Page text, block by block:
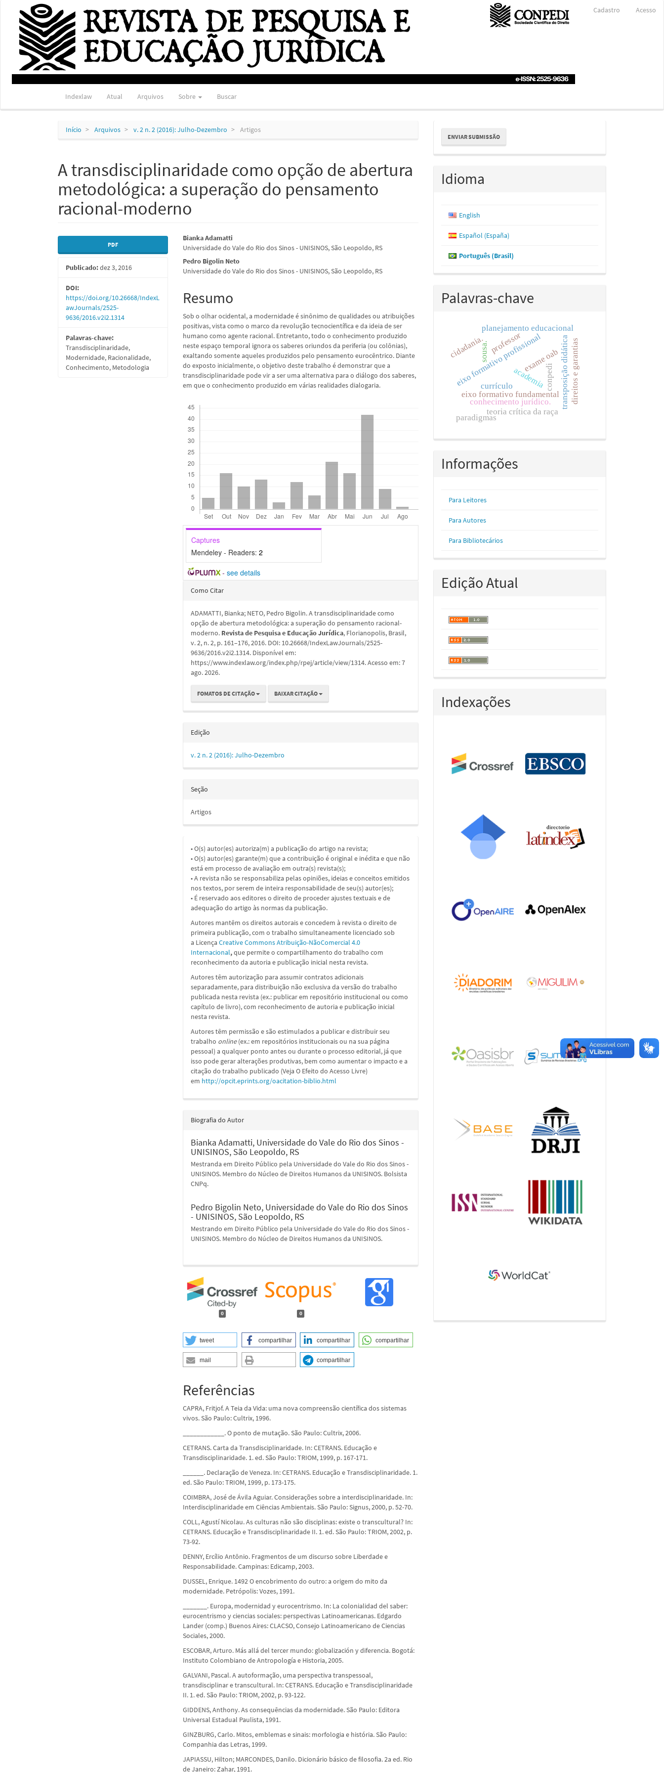
Navegação
Principal
Conteúdo
principal
Barra
Lateral
Cadastro Acesso
Indexlaw Atual Arquivos Sobre Buscar
Início Arquivos v. 2 n. 2 (2016): Julho-Dezembro Artigos
A transdisciplinaridade como opção de abertura
metodológica: a superação do pensamento
racional-moderno
Barra
lateral
de
artigos
PDF
Publicado:dez 3, 2016
DOI:
https://doi.org/10.26668/IndexL
awJournals/2525-
9636/2016.v2i2.1314
Palavras-chave:
Transdisciplinaridade,
Modernidade, Racionalidade,
Conhecimento, Metodologia
Conteúdo
do
artigo
principal
Bianka Adamatti
Universidade do Vale do Rio dos Sinos - UNISINOS, São Leopoldo, RS
Pedro Bigolin Neto
Universidade do Vale do Rio dos Sinos - UNISINOS, São Leopoldo, RS
Resumo
Sob o olhar ocidental, a modernidade é sinônimo de qualidades ou atribuições
positivas, vista como o marco da revolução tecnocientífica e da ideia de ser
humano como agente racional. Entretanto, todo o conhecimento produzido
neste espaço temporal ignora os saberes oriundos da periferia (ou colônias),
exaltando somente aqueles produzidos pelo pensamento eurocêntrico. Diante
do exposto inicialmente, o objetivo deste trabalho é demonstrar que a
transdisciplinaridade pode vir a ser uma alternativa para o diálogo dos saberes,
em que o conhecimento produzido em várias realidades dialogaria.
Captures
Mendeley - Readers:2
- see details
Detalhes
artigo
Como Citar
ADAMATTI, Bianka; NETO, Pedro Bigolin. A transdisciplinaridade como
opção de abertura metodológica: a superação do pensamento racional-
moderno. Revista de Pesquisa e Educação Jurídica, Florianopolis, Brasil,
v. 2, n. 2, p. 161–176, 2016. DOI: 10.26668/IndexLawJournals/2525-
9636/2016.v2i2.1314. Disponível em:
https://www.indexlaw.org/index.php/rpej/article/view/1314. Acesso em: 7
ago. 2026.
FOMATOS DE CITAÇÃO BAIXAR CITAÇÃO
Edição
v. 2 n. 2 (2016): Julho-Dezembro
Seção
Artigos
• O(s) autor(es) autoriza(m) a publicação do artigo na revista;
• O(s) autor(es) garante(m) que a contribuição é original e inédita e que não
está em processo de avaliação em outra(s) revista(s);
• A revista não se responsabiliza pelas opiniões, ideias e conceitos emitidos
nos textos, por serem de inteira responsabilidade de seu(s) autor(es);
• É reservado aos editores o direito de proceder ajustes textuais e de
adequação do artigo às normas da publicação.
Autores mantêm os direitos autorais e concedem à revista o direito de
primeira publicação, com o trabalho simultaneamente licenciado sob
a LicençaCreative Commons Atribuição-NãoComercial 4.0
Internacional,que permite o compartilhamento do trabalho com
reconhecimento da autoria e publicação inicial nesta revista.
Autores têm autorização para assumir contratos adicionais
separadamente, para distribuição não exclusiva da versão do trabalho
publicada nesta revista (ex.: publicar em repositório institucional ou como
capítulo de livro), com reconhecimento de autoria e publicação inicial
nesta revista.
Autores têm permissão e são estimulados a publicar e distribuir seu
trabalho online(ex.: em repositórios institucionais ou na sua página
pessoal) a qualquer ponto antes ou durante o processo editorial, já que
isso pode gerar alterações produtivas, bem como aumentar o impacto e a
citação do trabalho publicado (Veja O Efeito do Acesso Livre)
em http://opcit.eprints.org/oacitation-biblio.html
Biografia do Autor
Bianka Adamatti, Universidade do Vale do Rio dos Sinos -
UNISINOS, São Leopoldo, RS
Mestranda em Direito Público pela Universidade do Vale do Rio dos Sinos -
UNISINOS. Membro do Núcleo de Direitos Humanos da UNISINOS. Bolsista
CNPq.
Pedro Bigolin Neto, Universidade do Vale do Rio dos Sinos
- UNISINOS, São Leopoldo, RS
Mestrando em Direito Público pela Universidade do Vale do Rio dos Sinos -
UNISINOS. Membro do Núcleo de Direitos Humanos da UNISINOS.
0 0
tweet compartilhar compartilhar compartilhar
mail compartilhar
Referências
CAPRA, Fritjof. A Teia da Vida: uma nova compreensão científica dos sistemas
vivos. São Paulo: Cultrix, 1996.
____________. O ponto de mutação. São Paulo: Cultrix, 2006.
CETRANS. Carta da Transdisciplinaridade. In: CETRANS. Educação e
Transdisciplinaridade. 1. ed. São Paulo: TRIOM, 1999, p. 167-171.
______. Declaração de Veneza. In: CETRANS. Educação e Transdisciplinaridade. 1.
ed. São Paulo: TRIOM, 1999, p. 173-175.
COIMBRA, José de Ávila Aguiar. Considerações sobre a interdisciplinaridade. In:
Interdisciplinaridade em Ciências Ambientais. São Paulo: Signus, 2000, p. 52-70.
COLL, Agustí Nicolau. As culturas não são disciplinas: existe o transcultural? In:
CETRANS. Educação e Transdisciplinaridade II. 1. ed. São Paulo: TRIOM, 2002, p.
73-92.
DENNY, Ercílio Antônio. Fragmentos de um discurso sobre Liberdade e
Responsabilidade. Campinas: Edicamp, 2003.
DUSSEL, Enrique. 1492 O encobrimento do outro: a origem do mito da
modernidade. Petrópolis: Vozes, 1991.
_______. Europa, modernidad y eurocentrismo. In: La colonialidad del saber:
eurocentrismo y ciencias sociales: perspectivas Latinoamericanas. Edgardo
Lander (comp.) Buenos Aires: CLACSO, Consejo Latinoamericano de Ciencias
Sociales, 2000.
ESCOBAR, Arturo. Más allá del tercer mundo: globalización y diferencia. Bogotá:
Instituto Colombiano de Antropología e Historia, 2005.
GALVANI, Pascal. A autoformação, uma perspectiva transpessoal,
transdisciplinar e transcultural. In: CETRANS. Educação e Transdisciplinaridade
II. 1. ed. São Paulo: TRIOM, 2002, p. 93-122.
GIDDENS, Anthony. As consequências da modernidade. São Paulo: Editora
Universal Estadual Paulista, 1991.
GINZBURG, Carlo. Mitos, emblemas e sinais: morfologia e história. São Paulo:
Companhia das Letras, 1999.
JAPIASSU, Hilton; MARCONDES, Danilo. Dicionário básico de filosofia. 2a ed. Rio
de Janeiro: Zahar, 1991.
Enviar
Submissão
ENVIAR SUBMISSÃO
Idioma
English
Español (España)
Português (Brasil)
Palavras-chave
academia
eixo formativo profissional
planejamento educacional
transposição didática
exame oab
eixo formativo fundamental
sousa.
currículo
cidadania.
conhecimento jurídico.
teoria crítica da raça
direitos e garantias
conpedi
paradigmas
professor
Informações
Para Leitores
Para Autores
Para Bibliotecários
Edição Atual
Indexações